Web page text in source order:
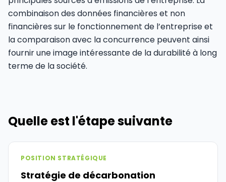
combinaison des données financières et non
financières sur le fonctionnement de l’entreprise et
la comparaison avec la concurrence peuvent ainsi
fournir une image intéressante de la durabilité à long
terme de la société.
Quelle est l'étape suivante
POSITION STRATÉGIQUE
Stratégie de décarbonation